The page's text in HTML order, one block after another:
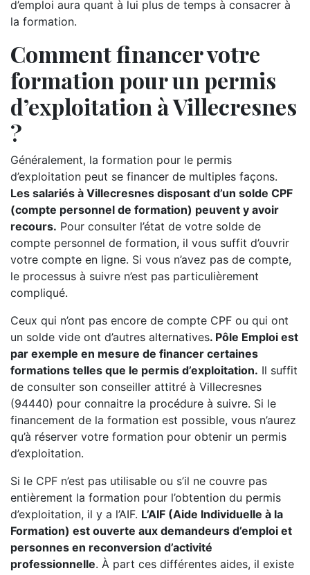
d’emploi aura quant à lui plus de temps à consacrer à
la formation.
Comment financer votre
formation pour un permis
d’exploitation à Villecresnes
?
Généralement, la formation pour le permis
d’exploitation peut se financer de multiples façons.
Les salariés à Villecresnes disposant d’un solde CPF
(compte personnel de formation) peuvent y avoir
recours. Pour consulter l’état de votre solde de
compte personnel de formation, il vous suffit d’ouvrir
votre compte en ligne. Si vous n’avez pas de compte,
le processus à suivre n’est pas particulièrement
compliqué.
Ceux qui n’ont pas encore de compte CPF ou qui ont
un solde vide ont d’autres alternatives. Pôle Emploi est
par exemple en mesure de financer certaines
formations telles que le permis d’exploitation. Il suffit
de consulter son conseiller attitré à Villecresnes
(94440) pour connaitre la procédure à suivre. Si le
financement de la formation est possible, vous n’aurez
qu’à réserver votre formation pour obtenir un permis
d’exploitation.
Si le CPF n’est pas utilisable ou s’il ne couvre pas
entièrement la formation pour l’obtention du permis
d’exploitation, il y a l’AIF. L’AIF (Aide Individuelle à la
Formation) est ouverte aux demandeurs d’emploi et
personnes en reconversion d’activité
professionnelle. À part ces différentes aides, il existe